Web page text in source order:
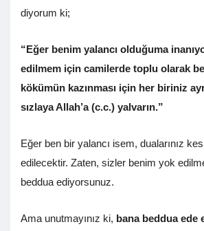
diyorum ki;
“Eğer benim yalancı olduğuma
edilmem için camilerde toplu olarak
kökümün kazınması için her biriniz
sızlaya Allah’a (c.c.) yalvarın.”
Eğer ben bir yalancı isem, dualarınız
edilecektir. Zaten, sizler benim yok
beddua ediyorsunuz.
Ama unutmayınız ki, bana beddua ede